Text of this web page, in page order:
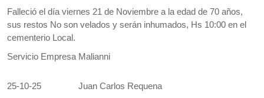
Falleció el día viernes 21 de Noviembre a la edad de 70 años,
sus restos No son velados y serán inhumados, Hs 10:00 en el
cementerio Local.
Servicio Empresa Malianni
25-10-25 Juan Carlos Requena